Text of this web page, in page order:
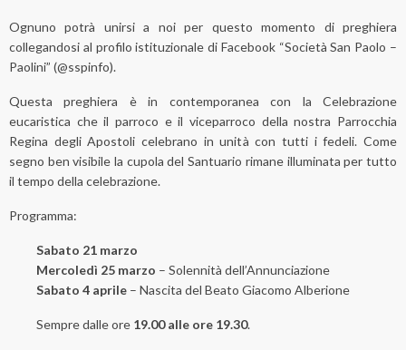
Ognuno potrà unirsi a noi per questo momento di preghiera
collegandosi al profilo istituzionale di Facebook “Società San Paolo –
Paolini” (@sspinfo).
Questa preghiera è in contemporanea con la Celebrazione
eucaristica che il parroco e il viceparroco della nostra Parrocchia
Regina degli Apostoli celebrano in unità con tutti i fedeli. Come
segno ben visibile la cupola del Santuario rimane illuminata per tutto
il tempo della celebrazione.
Programma:
Sabato 21 marzo
Mercoledì 25 marzo – Solennità dell’Annunciazione
Sabato 4 aprile – Nascita del Beato Giacomo Alberione
Sempre dalle ore 19.00 alle ore 19.30.